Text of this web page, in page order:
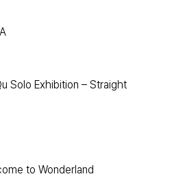
Solo Exhibition – Straight
to Wonderland